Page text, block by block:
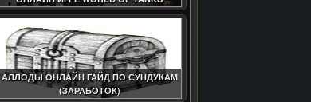
АЛЛОДЫ ОНЛАЙН ГАЙД ПО СУНДУКАМ
(ЗАРАБОТОК)